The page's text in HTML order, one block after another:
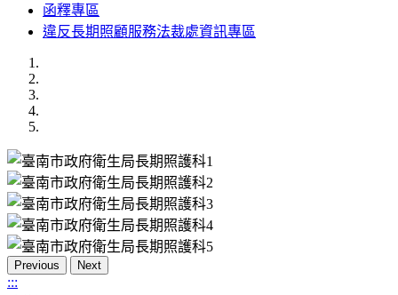
函釋專區
違反長期照顧服務法裁處資訊專區
Previous Next
:::